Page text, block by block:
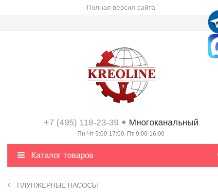
Полная версия сайта
+7 (495) 118-23-39 Многоканальный
Пн-Чт 9:00-17:00. Пт 9:00-16:00
Каталог товаров
ПЛУНЖЕРНЫЕ НАСОСЫ